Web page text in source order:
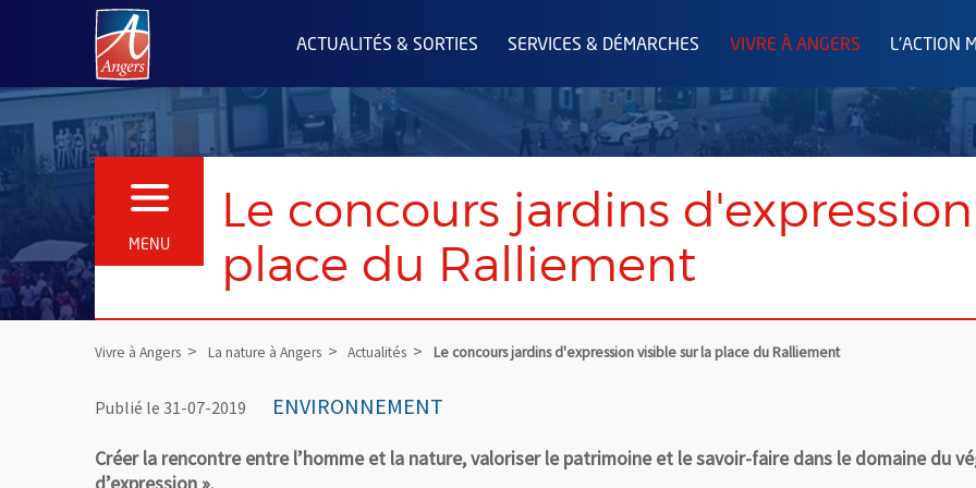
Angers.fr : Retour à l'accueil
ACTUALITÉS & SORTIES SERVICES & DÉMARCHES VIVRE À ANGERS L'ACTION
MENU
OUVRIR LE MENU
Le concours jardins
place du Ralliement
Vivre à Angers La nature à Angers Actualités Le concours jardins d'expression visible sur la place du Ralliement
Publié le 31-07-2019 ENVIRONNEMENT
Créer la rencontre entre l’homme et la nature, valoriser le patrimoine et le savoir-faire dans le domaine du